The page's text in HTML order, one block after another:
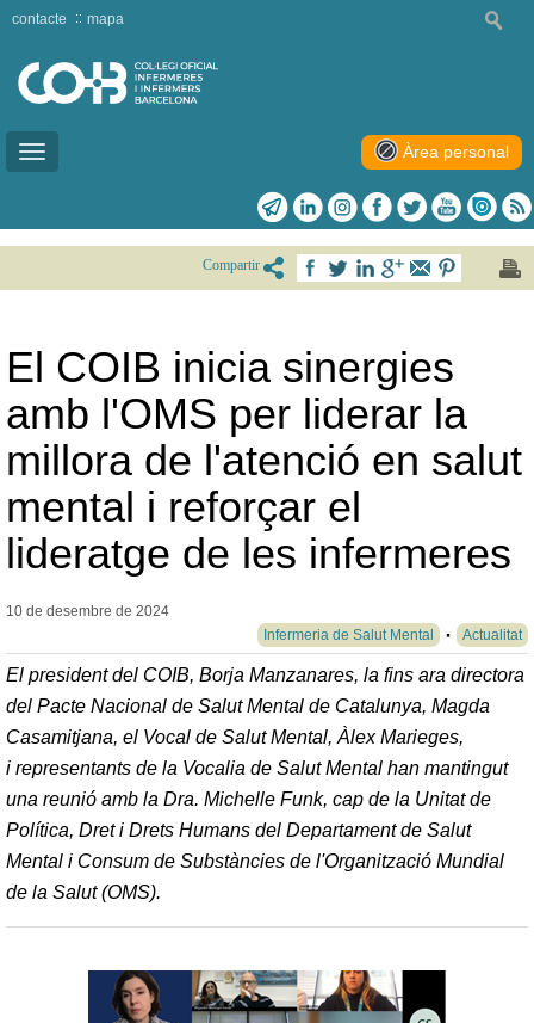
Toggle
contacte mapa
Àrea personal
Compartir
El COIB inicia sinergies
amb l'OMS per liderar la
millora de l'atenció en salut
mental i reforçar el
lideratge de les infermeres
10 de desembre de 2024
Infermeria de Salut Mental
Actualitat
El president del COIB, Borja Manzanares, la fins ara directora
del Pacte Nacional de Salut Mental de Catalunya, Magda
Casamitjana, el Vocal de Salut Mental, Àlex Marieges,
i representants de la Vocalia de Salut Mental han mantingut
una reunió amb la Dra. Michelle Funk, cap de la Unitat de
Política, Dret i Drets Humans del Departament de Salut
Mental i Consum de Substàncies de l'Organització Mundial
de la Salut (OMS).